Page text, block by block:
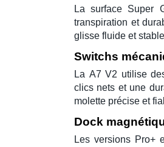
La surface Super
transpiration et
glisse fluide et
Switchs
La A7 V2 utilise
clics nets et une
molette précise et
Dock
Les versions Pro+